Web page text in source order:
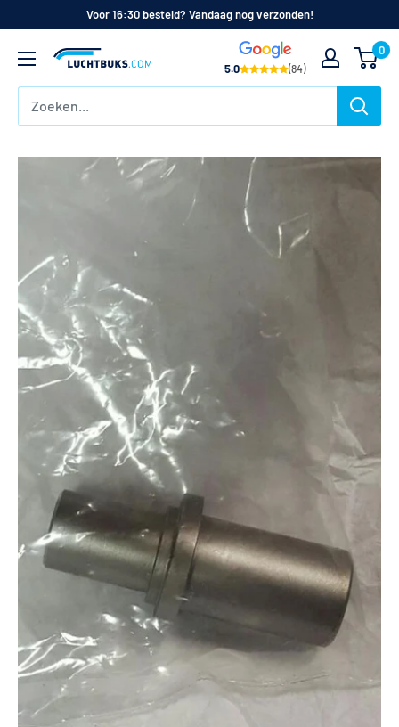
inhoud
Voor 16:30 besteld? Vandaag nog verzonden!
Luchtbuks.com
5.0 (84)
0